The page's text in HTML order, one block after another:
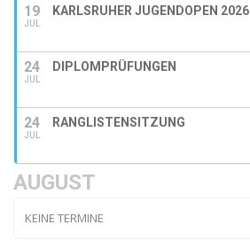
19
JUL
KARLSRUHER JUGENDOPEN 2026
24
JUL
DIPLOMPRÜFUNGEN
24
JUL
RANGLISTENSITZUNG
AUGUST
KEINE TERMINE